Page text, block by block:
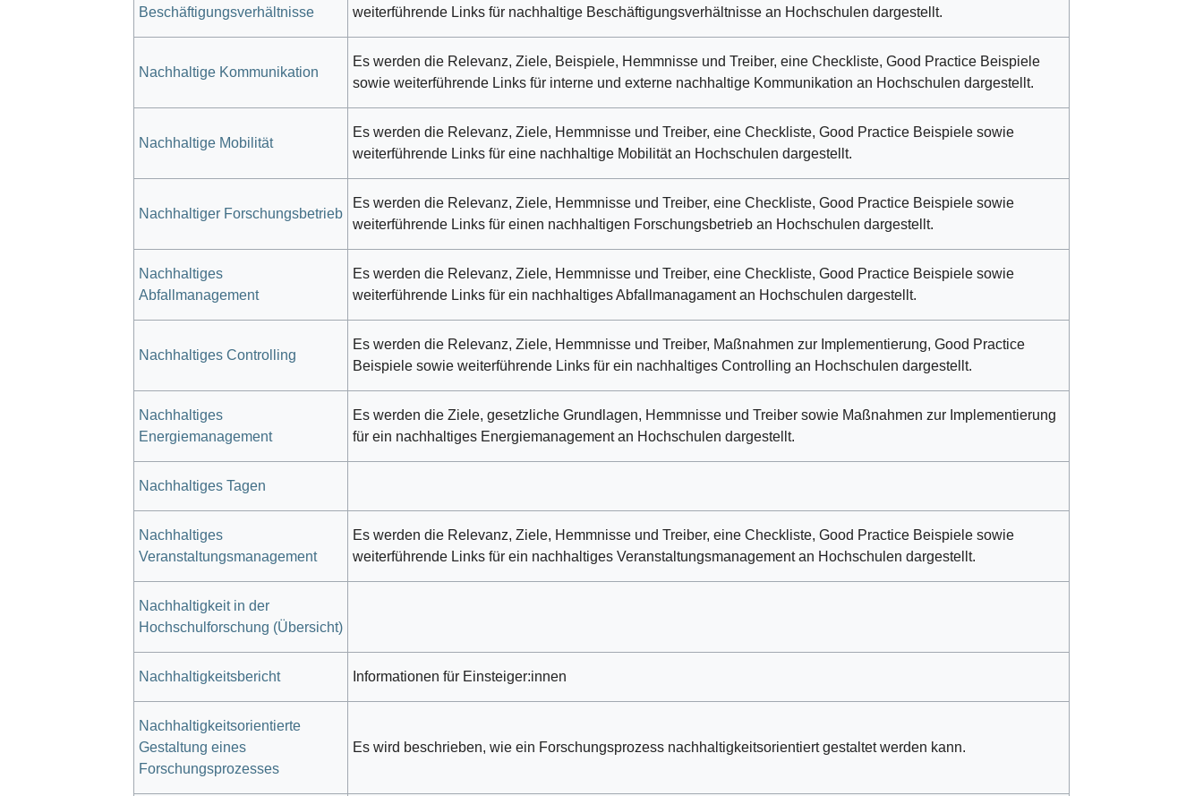
Beschäftigungsverhältnisse
weiterführende Links für nachhaltige Beschäftigungsverhältnisse an Hochschulen dargestellt.
Nachhaltige Kommunikation
Es werden die Relevanz, Ziele, Beispiele, Hemmnisse und Treiber, eine Checkliste, Good Practice Beispiele
sowie weiterführende Links für interne und externe nachhaltige Kommunikation an Hochschulen dargestellt.
Nachhaltige Mobilität
Es werden die Relevanz, Ziele, Hemmnisse und Treiber, eine Checkliste, Good Practice Beispiele sowie
weiterführende Links für eine nachhaltige Mobilität an Hochschulen dargestellt.
Nachhaltiger Forschungsbetrieb
Es werden die Relevanz, Ziele, Hemmnisse und Treiber, eine Checkliste, Good Practice Beispiele sowie
weiterführende Links für einen nachhaltigen Forschungsbetrieb an Hochschulen dargestellt.
Nachhaltiges
Abfallmanagement
Es werden die Relevanz, Ziele, Hemmnisse und Treiber, eine Checkliste, Good Practice Beispiele sowie
weiterführende Links für ein nachhaltiges Abfallmanagament an Hochschulen dargestellt.
Nachhaltiges Controlling
Es werden die Relevanz, Ziele, Hemmnisse und Treiber, Maßnahmen zur Implementierung, Good Practice
Beispiele sowie weiterführende Links für ein nachhaltiges Controlling an Hochschulen dargestellt.
Nachhaltiges
Energiemanagement
Es werden die Ziele, gesetzliche Grundlagen, Hemmnisse und Treiber sowie Maßnahmen zur Implementierung
für ein nachhaltiges Energiemanagement an Hochschulen dargestellt.
Nachhaltiges Tagen
Nachhaltiges
Veranstaltungsmanagement
Es werden die Relevanz, Ziele, Hemmnisse und Treiber, eine Checkliste, Good Practice Beispiele sowie
weiterführende Links für ein nachhaltiges Veranstaltungsmanagement an Hochschulen dargestellt.
Nachhaltigkeit in der
Hochschulforschung (Übersicht)
Nachhaltigkeitsbericht Informationen für Einsteiger:innen
Nachhaltigkeitsorientierte
Gestaltung eines
Forschungsprozesses
Es wird beschrieben, wie ein Forschungsprozess nachhaltigkeitsorientiert gestaltet werden kann.